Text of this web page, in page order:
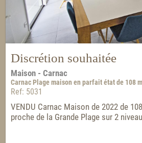
Discrétion souhaitée
Maison - Carnac
Carnac Plage maison en parfait état de 108
Ref: 5031
VENDU Carnac Maison de 2022 de
proche de la Grande Plage sur 2